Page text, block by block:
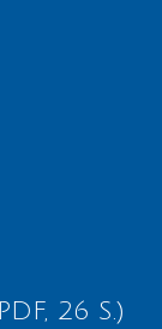
26 S.)